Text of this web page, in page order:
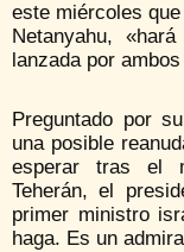
este miércoles
Netanyahu,
lanzada por
Preguntado por
una posible
esperar tras el
Teherán, el
primer ministro
haga. Es un